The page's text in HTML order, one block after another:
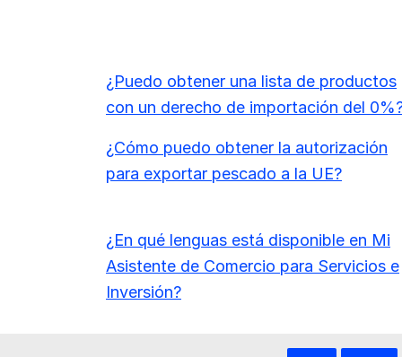
¿Puedo obtener una lista de productos
con un derecho de importación del
¿Cómo puedo obtener la autorización
para exportar pescado a la UE?
¿En qué lenguas está disponible en Mi
Asistente de Comercio para Servicios e
Inversión?